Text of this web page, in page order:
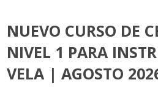
NUEVO CURSO DE
NIVEL 1 PARA
VELA | AGOSTO